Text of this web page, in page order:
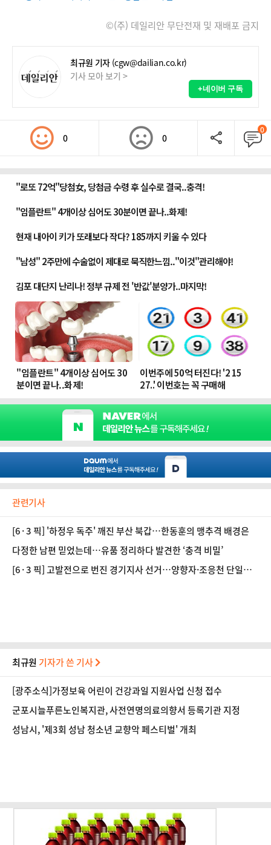
©(주) 데일리안 무단전재 및 재배포 금지
최규원 기자 (cgw@dailian.co.kr)
기사 모아 보기 >
+네이버 구독
0 0
0
관련기사
[6·3 픽] '하정우 독주' 깨진 부산 북갑…한동훈의 맹추격 배경은
다정한 남편 믿었는데…유품 정리하다 발견한 ‘충격 비밀’
[6·3 픽] 고발전으로 번진 경기지사 선거…양향자·조응천 단일화
최규원 기자가 쓴 기사
[광주소식]가정보육 어린이 건강과일 지원사업 신청 접수
군포시늘푸른노인복지관, 사전연명의료의향서 등록기관 지정
성남시, '제3회 성남 청소년 교향악 페스티벌' 개최